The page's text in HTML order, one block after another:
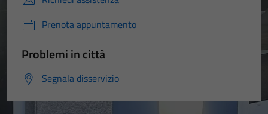
Prenota appuntamento
Problemi in città
Segnala disservizio